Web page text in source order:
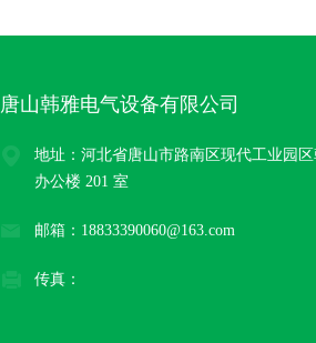
唐山韩雅电气设备有限公司
地址：河北省唐山市路南区现代工业园
办公楼 201 室
邮箱：18833390060@163.com
传真：